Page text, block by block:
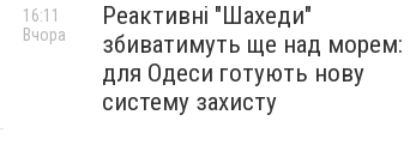
Реактивні "Шахеди"
збиватимуть ще над морем:
для Одеси готують нову
систему захисту
16:11
Вчора